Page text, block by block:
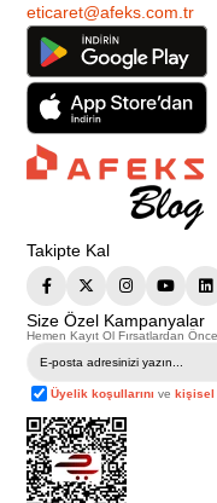
eticaret@afeks.com.tr
Takipte Kal
Size Özel Kampanyalar
Hemen Kayıt Ol Fırsatlardan
Üyelik koşullarını vekişisel